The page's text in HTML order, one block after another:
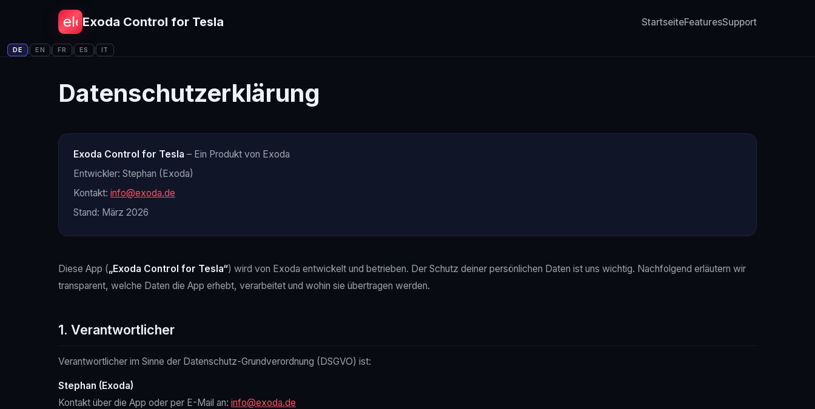
electric_car
Exoda Control for Tesla StartseiteFeaturesSupport
DE EN FR ES IT
Datenschutzerklärung
Exoda Control for Tesla – Ein Produkt von Exoda
Entwickler: Stephan (Exoda)
Kontakt: info@exoda.de
Stand: März 2026
Diese App („Exoda Control for Tesla“) wird von Exoda entwickelt und betrieben. Der Schutz deiner persönlichen Daten ist uns wichtig. Nachfolgend erläutern wir
transparent, welche Daten die App erhebt, verarbeitet und wohin sie übertragen werden.
1. Verantwortlicher
Verantwortlicher im Sinne der Datenschutz-Grundverordnung (DSGVO) ist:
Stephan (Exoda)
Kontakt über die App oder per E-Mail an: info@exoda.de